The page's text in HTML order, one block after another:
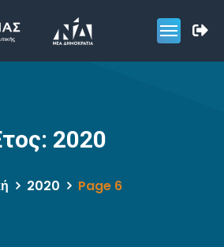
2020
2020 Page 6